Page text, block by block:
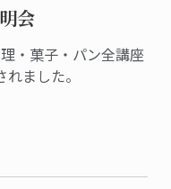
会
・菓子・パン全講座
ました。